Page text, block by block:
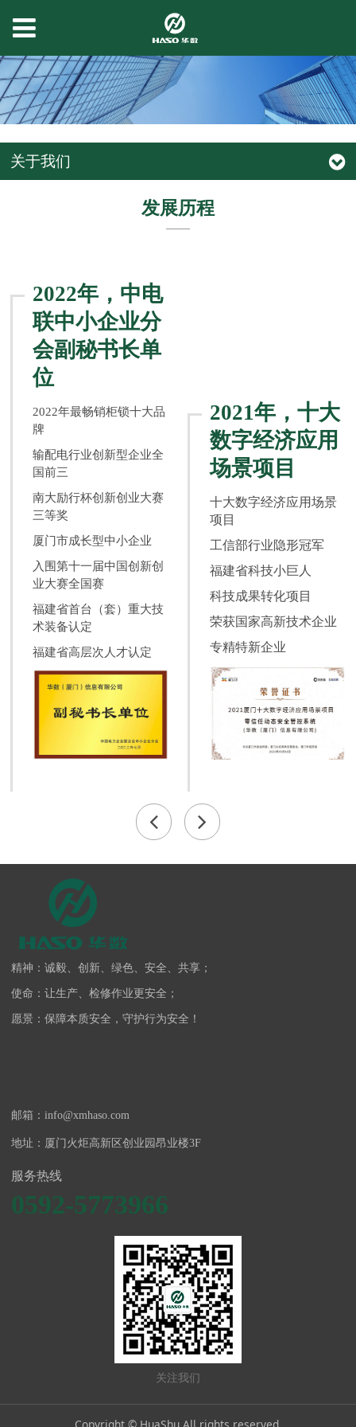
关于我们
发展历程
2022年，中电
联中小企业分
会副秘书长单
位
2022年最畅销柜锁十大品
牌
输配电行业创新型企业全
国前三
南大励行杯创新创业大赛
三等奖
厦门市成长型中小企业
入围第十一届中国创新创
业大赛全国赛
福建省首台（套）重大技
术装备认定
福建省高层次人才认定
2021年，十大
数字经济应用
场景项目
十大数字经济应用场景
项目
工信部行业隐形冠军
福建省科技小巨人
科技成果转化项目
荣获国家高新技术企业
专精特新企业
精神：诚毅、创新、绿色、安全、共享；
使命：让生产、检修作业更安全；
愿景：保障本质安全，守护行为安全！
邮箱：info@xmhaso.com
地址：厦门火炬高新区创业园昂业楼3F
服务热线
0592-5773966
关注我们